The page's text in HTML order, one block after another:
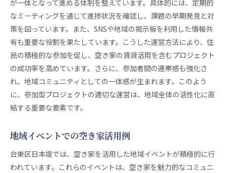
が一体となって進める体制を整えています。具体的には、定期的
なミーティングを通じて進捗状況を確認し、課題の早期発見と対
策を図っています。また、SNSや地域の掲示板を利用した情報共
有も重要な役割を果たしています。こうした運営方法により、住
民の積極的な参加を促し、空き家の賃貸活用を含むプロジェクト
の成功率を高めています。さらに、参加者間の連帯感も強化さ
れ、地域コミュニティとしての一体感が生まれます。このよう
に、参加型プロジェクトの適切な運営は、地域全体の活性化に直
結する重要な要素です。
地域イベントでの空き家活用例
台東区日本堤では、空き家を活用した地域イベントが積極的に行
われています。これらのイベントは、空き家を魅力的なコミュニ